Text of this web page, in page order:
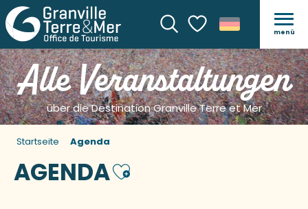
SucheVoir les favoris
menü
Alle Veranstaltungen
über die Destination Granville Terre et Mer
Startseite Agenda
AGENDAAjouter aux favoris